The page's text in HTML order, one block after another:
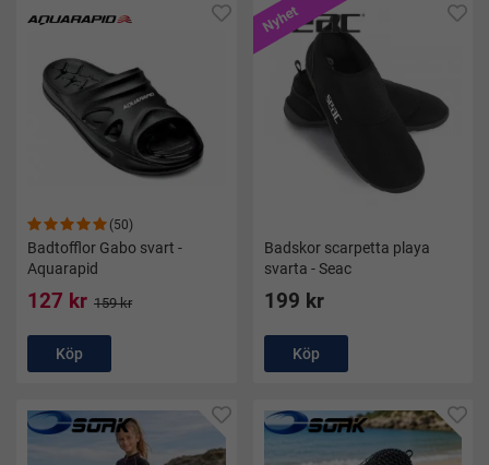
(50)
Badtofflor Gabo svart -
Aquarapid
127 kr 159 kr
Köp
Badskor scarpetta playa
svarta - Seac
Nyhet
199 kr
Köp